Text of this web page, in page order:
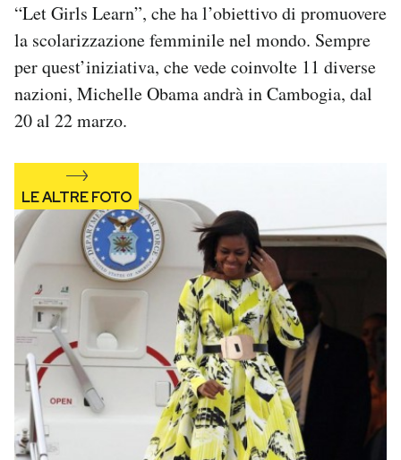
“Let Girls Learn”, che ha l’obiettivo di promuovere
la scolarizzazione femminile nel mondo. Sempre
per quest’iniziativa, che vede coinvolte 11 diverse
nazioni, Michelle Obama andrà in Cambogia, dal
20 al 22 marzo.